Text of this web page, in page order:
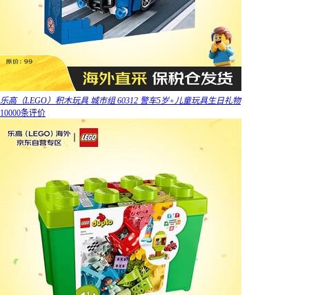
乐高（LEGO）积木玩具 城市组 60312 警车5岁+儿童玩具生日礼物
10000条评价